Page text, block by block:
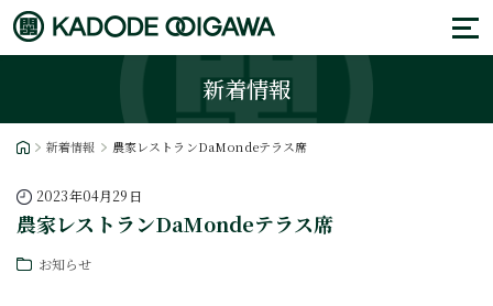
新着情報
新着情報 農家レストランDaMondeテラス席
2023年04月29日
農家レストランDaMondeテラス席
お知らせ